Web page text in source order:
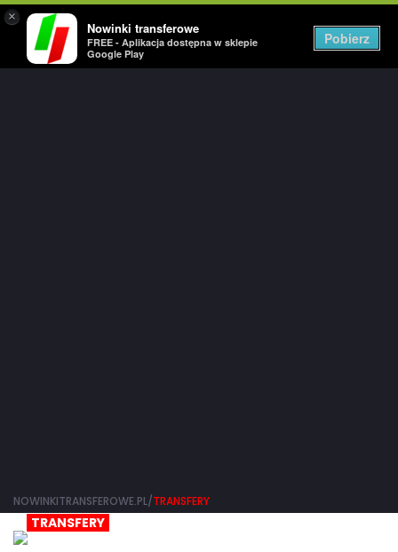
×
Nowinki transferowe
FREE - Aplikacja dostępna w sklepie
Google Play
Pobierz
NOWINKITRANSFEROWE.PL/TRANSFERY
TRANSFERY